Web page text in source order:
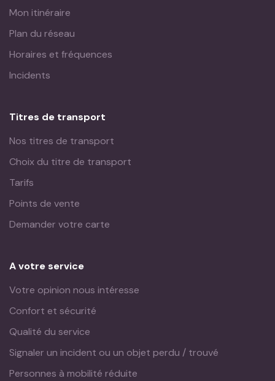
Mon itinéraire
Plan du réseau
Horaires et fréquences
Incidents
Titres de transport
Nos titres de transport
Choix du titre de transport
Tarifs
Points de vente
Demander votre carte
A votre service
Votre opinion nous intéresse
Confort et sécurité
Qualité du service
Signaler un incident ou un objet perdu / trouvé
Personnes à mobilité réduite